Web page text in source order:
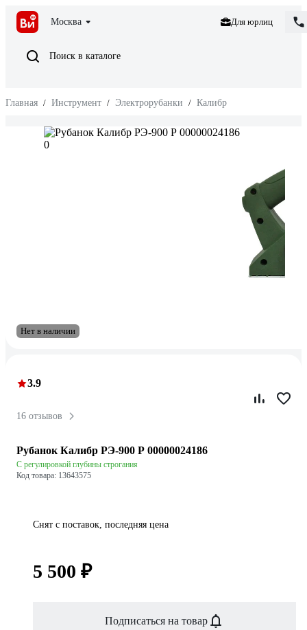
Москва Для юрлиц
Поиск в каталоге
Главная / Инструмент / Электрорубанки / Калибр
Нет в наличии
3.9
16 отзывов
Рубанок Калибр РЭ-900 Р 00000024186
С регулировкой глубины строгания
Код товара: 13643575
Снят с поставок, последняя цена
5 500 ₽
Подписаться на товар